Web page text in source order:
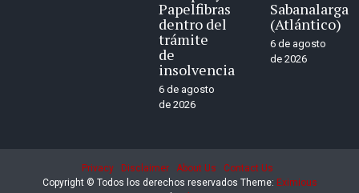
Papelfibras
dentro del
trámite
de
insolvencia
6 de agosto
de 2026
Sabanalarga
(Atlántico)
6 de agosto
de 2026
Privacy Disclaimer About Us
Contact Us
Copyright © Todos los derechos reservados Theme: Eximious